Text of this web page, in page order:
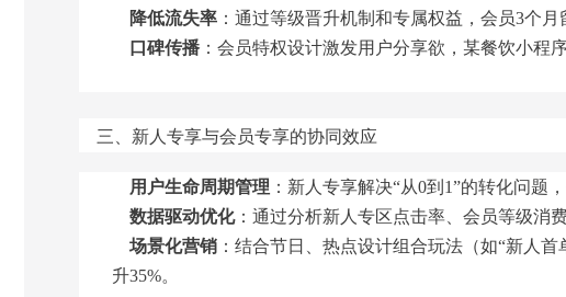
降低流失率 ：通过等级晋升机制和专属权益，会员3个月
口碑传播 ：会员特权设计激发用户分享欲，某餐饮小程
三、新人专享与会员专享的协同效应
用户生命周期管理 ：新人专享解决“从0到1”的转化问题
数据驱动优化：通过分析新人专区点击率、会员等级消
场景化营销 ：结合节日、热点设计组合玩法（如“新人
升35%。